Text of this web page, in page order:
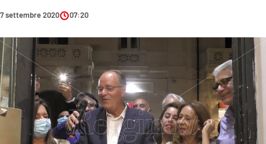
SANITÀ
AMBIENTE
SOCIETÀ
CULTURA
ECONOMIA E LAVORO
EVENTI
7 settembre 2020 07:20